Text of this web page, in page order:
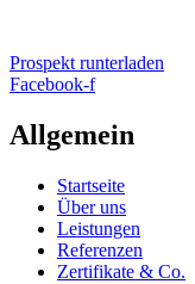
Prospekt runterladen
Facebook-f
Allgemein
Startseite
Über uns
Leistungen
Referenzen
Zertifikate & Co.